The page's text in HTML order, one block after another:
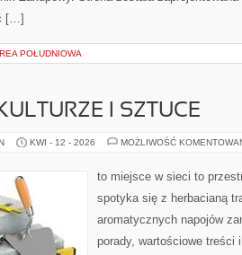
[…]
POŁUDNIOWA
I SZTUCE
KWI - 12 - 2026 MOŻLIWOŚĆ
to miejsce w sieci to
spotyka się z herbacianą
aromatycznych napojów
porady, wartościowe treści